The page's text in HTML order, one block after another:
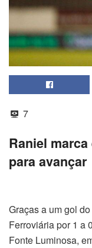
7
Raniel
para avançar
Graças a um gol
Ferroviária por 1 a
Fonte Luminosa,